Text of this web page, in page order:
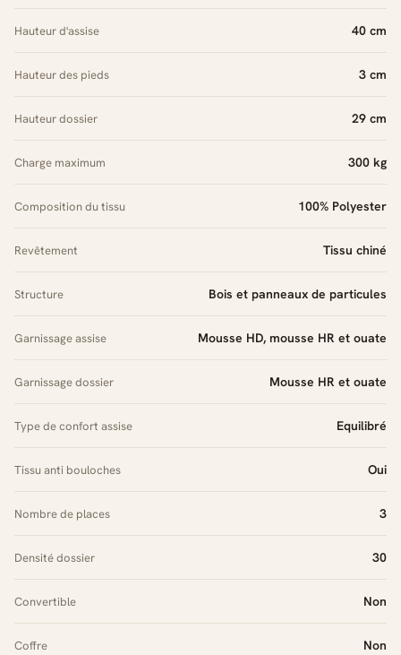
Hauteur d'assise 40 cm
Hauteur des pieds 3 cm
Hauteur dossier 29 cm
Charge maximum 300 kg
Composition du tissu 100% Polyester
Revêtement Tissu chiné
Structure Bois et panneaux de particules
Garnissage assise Mousse HD, mousse HR et ouate
Garnissage dossier Mousse HR et ouate
Type de confort assise Equilibré
Tissu anti bouloches Oui
Nombre de places 3
Densité dossier 30
Convertible Non
Coffre Non